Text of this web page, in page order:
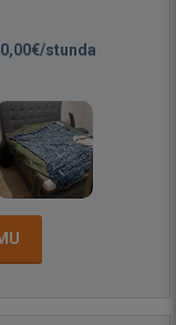
stunda